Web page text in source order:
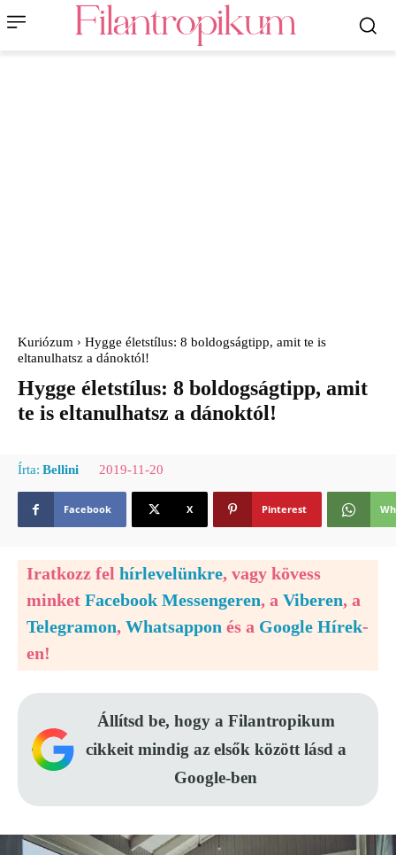
Kuriózum
Hygge életstílus: 8 boldogságtipp, amit te is
eltanulhatsz a dánoktól!
Hygge életstílus: 8 boldogságtipp, amit
te is eltanulhatsz a dánoktól!
Írta: Bellini 2019-11-20
Facebook X Pinterest
Iratkozz fel hírlevelünkre, vagy kövess
minket Facebook Messengeren, a Viberen, a
Telegramon, Whatsappon és a Google Hírek-
en!
Állítsd be, hogy a Filantropikum
cikkeit mindig az elsők között lásd a
Google-ben